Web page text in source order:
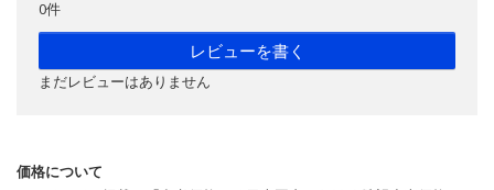
0件
レビューを書く
まだレビューはありません
価格について